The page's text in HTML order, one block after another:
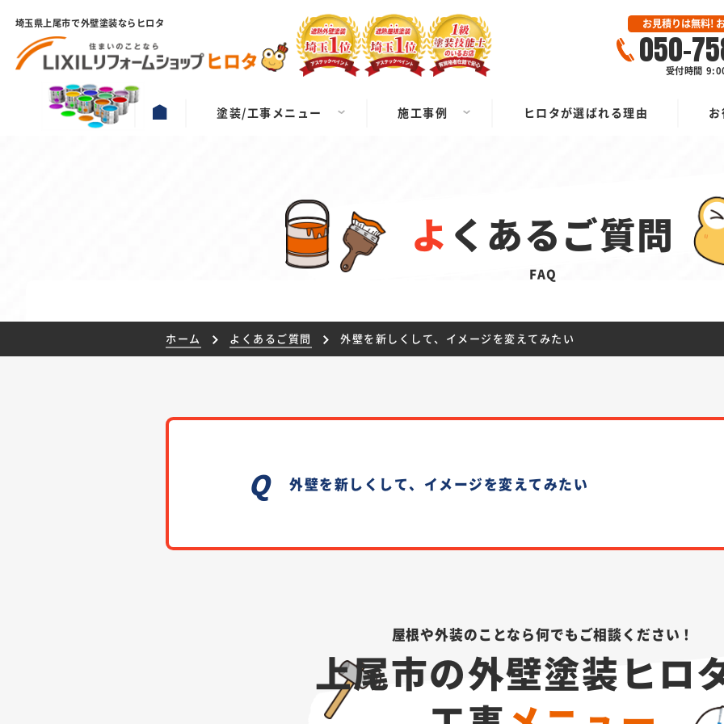
埼玉県上尾市で外壁塗装ならヒロタ お見積りは無料!
050-
受付時間
塗装/工事メニュー 施工事例 ヒロタが選ばれる理由
よくあるご質問
FAQ
ホーム よくあるご質問 外壁を新しくして、イメージを変えてみたい
外壁を新しくして、イメージを変えてみたい
屋根や外装のことなら何でもご相談ください！
上尾市の外壁塗装ヒロ